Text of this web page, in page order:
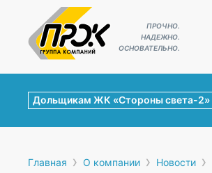
ПРОЧНО.
НАДЕЖНО.
ОСНОВАТЕЛЬНО.
Дольщикам ЖК «Стороны света-2»
Главная › О компании › Новости ›